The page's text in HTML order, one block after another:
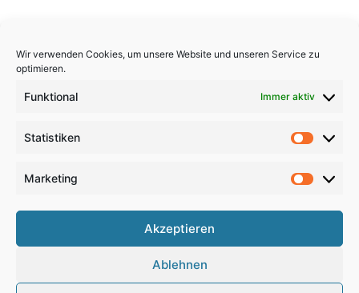
Wir verwenden Cookies, um unsere Website und unseren Service zu
optimieren.
Funktional Immer aktiv
Statistiken
Marketing
Akzeptieren
Ablehnen
Haftungsausschluss